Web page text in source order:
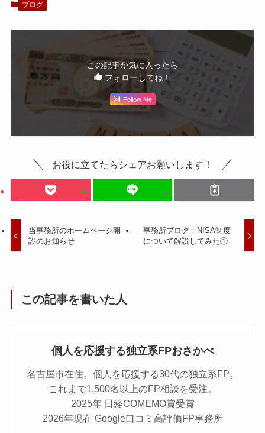
ブログ
この記事が気に入ったら
フォローしてね！
Follow Me
お役に立てたらシェアお願いします！
当事務所のホームページ開
設のお知らせ
事務所ブログ：NISA制度
について解説してみた①
この記事を書いた人
個人を応援する独立系FPおさかべ
名古屋市在住。個人を応援する30代の独立系FP。
これまで1,500名以上のFP相談を受注。
2025年 日経COMEMO賞受賞
2026年現在 Google口コミ高評価FP事務所